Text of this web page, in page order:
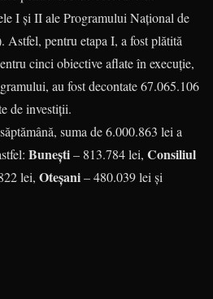
I și II ale Programului Național de
pentru etapa I, a fost plătită
cinci obiective aflate în execuție,
au fost decontate 67.065.106
de investiții.
suma de 6.000.863 lei a
Buneşti– 813.784 lei, Consiliul
lei, Oteşani– 480.039 lei și